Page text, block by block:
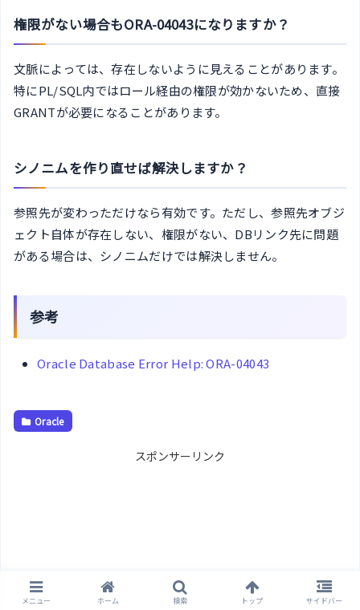
権限がない場合もORA-04043になりますか？
文脈によっては、存在しないように見えることがあります。
特にPL/SQL内ではロール経由の権限が効かないため、直接
GRANTが必要になることがあります。
シノニムを作り直せば解決しますか？
参照先が変わっただけなら有効です。ただし、参照先オブジ
ェクト自体が存在しない、権限がない、DBリンク先に問題
がある場合は、シノニムだけでは解決しません。
参考
Oracle Database Error Help: ORA-04043
Oracle
スポンサーリンク
メニュー ホーム 検索 トップ サイドバー